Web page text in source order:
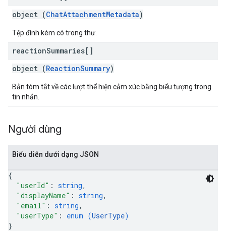
object (ChatAttachmentMetadata)
Tệp đính kèm có trong thư.
reactionSummaries[]
object (ReactionSummary)
Bản tóm tắt về các lượt thể hiện cảm xúc bằng biểu tượng trong
tin nhắn.
Người dùng
Biểu diễn dưới dạng JSON
{
"userId" : string,
"displayName" : string,
"email" : string,
"userType" : enum (UserType)
}